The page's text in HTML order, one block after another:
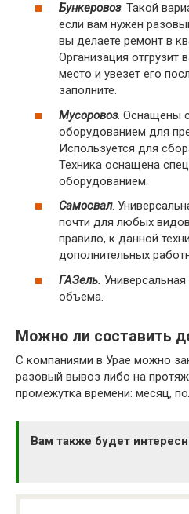
Бункеровоз. Такой
если вам нужен
вы делаете ремонт в
Организация отгрузит
место и увезет его
заполните.
Мусоровоз. Оснащены
оборудованием для
Используется для
Техника оснащена
оборудованием.
Самосвал.
почти для любых
правило, к данной
дополнительных
ГАЗель.
объема.
Можно ли составить
С компаниями в Урае можно
разовый вывоз либо на
промежутка времени: месяц,
Вам также будет